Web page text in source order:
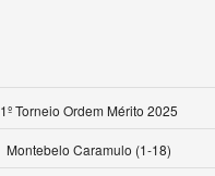
1º Torneio Ordem Mérito 2025
Montebelo Caramulo (1-18)